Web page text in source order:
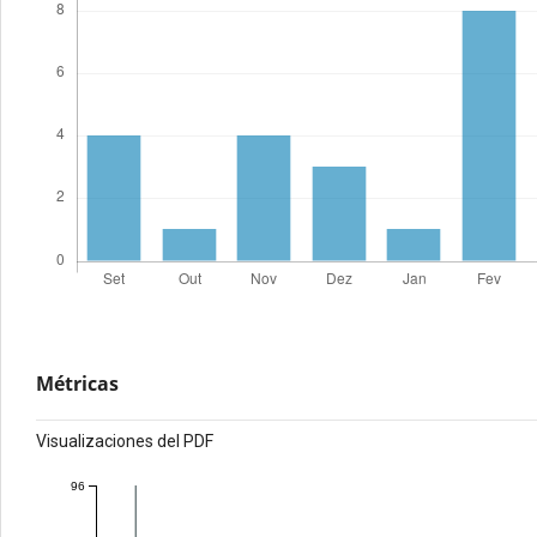
Métricas
Visualizaciones del PDF
96